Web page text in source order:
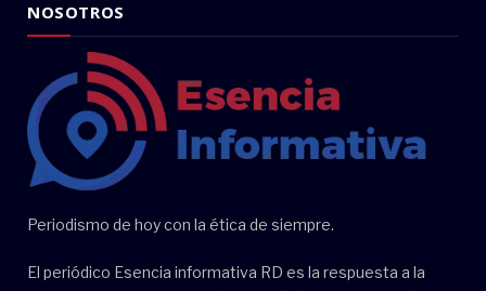
NOSOTROS
Periodismo de hoy con la ética de siempre.
El periódico Esencia informativa RD es la respuesta a la